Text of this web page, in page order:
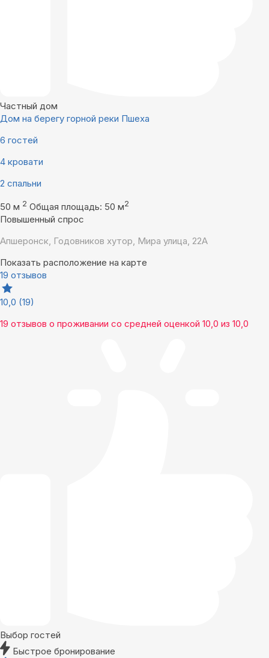
Частный дом
Дом на берегу горной реки Пшеха
6 гостей
4 кровати
2 спальни
50 м 2 Общая площадь: 50 м2
Повышенный спрос
Апшеронск, Годовников хутор, Мира улица, 22А
Показать расположение на карте
19 отзывов
10,0 (19)
19 отзывов о проживании со средней оценкой 10,0 из 10,0
Выбор гостей
Быстрое бронирование